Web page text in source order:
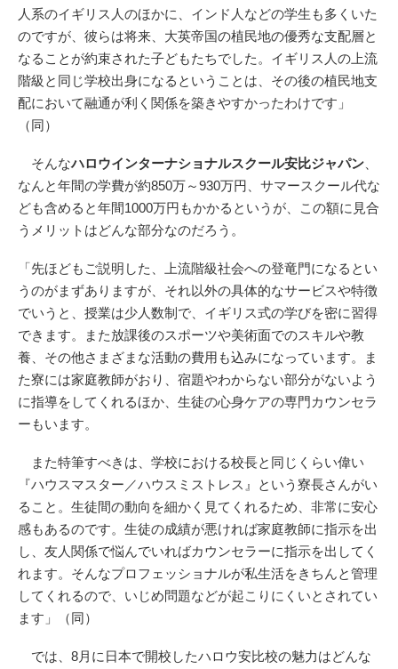
人系のイギリス人のほかに、インド人などの学生も多くいた
のですが、彼らは将来、大英帝国の植民地の優秀な支配層と
なることが約束された子どもたちでした。イギリス人の上流
階級と同じ学校出身になるということは、その後の植民地支
配において融通が利く関係を築きやすかったわけです」
（同）
そんなハロウインターナショナルスクール安比ジャパン
なんと年間の学費が約850万～930万円、サマースクール代な
ども含めると年間1000万円もかかるというが、この額に見合
うメリットはどんな部分なのだろう。
「先ほどもご説明した、上流階級社会への登竜門になるとい
うのがまずありますが、それ以外の具体的なサービスや特徴
でいうと、授業は少人数制で、イギリス式の学びを密に習得
できます。また放課後のスポーツや美術面でのスキルや教
養、その他さまざまな活動の費用も込みになっています。ま
た寮には家庭教師がおり、宿題やわからない部分がないよう
に指導をしてくれるほか、生徒の心身ケアの専門カウンセラ
ーもいます。
また特筆すべきは、学校における校長と同じくらい偉い
『ハウスマスター／ハウスミストレス』という寮長さんがい
ること。生徒間の動向を細かく見てくれるため、非常に安心
感もあるのです。生徒の成績が悪ければ家庭教師に指示を出
し、友人関係で悩んでいればカウンセラーに指示を出してく
れます。そんなプロフェッショナルが私生活をきちんと管理
してくれるので、いじめ問題などが起こりにくいとされてい
ます」（同）
では、8月に日本で開校したハロウ安比校の魅力はどんな